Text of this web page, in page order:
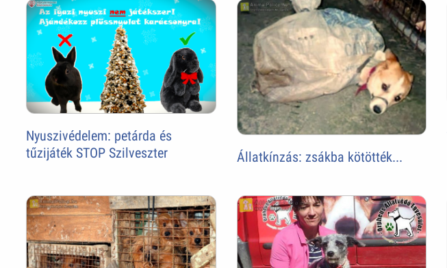
Nyuszivédelem: petárda és
tűzijáték STOP Szilveszter
Állatkínzás: zsákba kötötték...